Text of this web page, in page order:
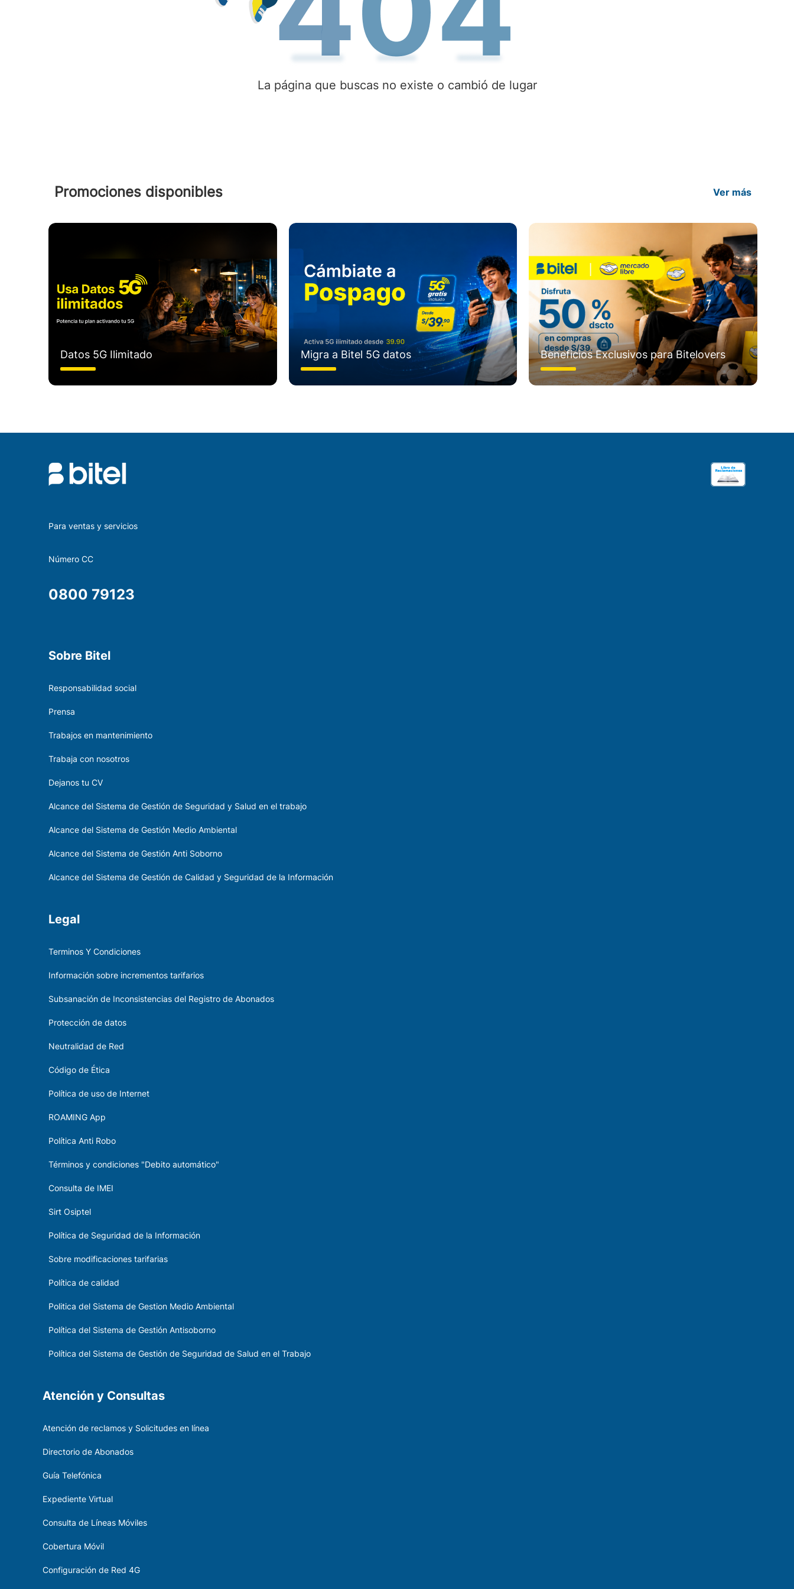
La página que buscas no existe o cambió de lugar
Promociones disponibles Ver más
Datos 5G Ilimitado Migra a Bitel 5G datos Beneficios Exclusivos para Bitelovers
Para ventas y servicios
Número CC
0800 79123
Sobre Bitel
Responsabilidad social
Prensa
Trabajos en mantenimiento
Trabaja con nosotros
Dejanos tu CV
Alcance del Sistema de Gestión de Seguridad y Salud en el trabajo
Alcance del Sistema de Gestión Medio Ambiental
Alcance del Sistema de Gestión Anti Soborno
Alcance del Sistema de Gestión de Calidad y Seguridad de la Información
Legal
Terminos Y Condiciones
Información sobre incrementos tarifarios
Subsanación de Inconsistencias del Registro de Abonados
Protección de datos
Neutralidad de Red
Código de Ética
Política de uso de Internet
ROAMING App
Política Anti Robo
Términos y condiciones "Debito automático"
Consulta de IMEI
Sirt Osiptel
Política de Seguridad de la Información
Sobre modificaciones tarifarias
Política de calidad
Politica del Sistema de Gestion Medio Ambiental
Política del Sistema de Gestión Antisoborno
Política del Sistema de Gestión de Seguridad de Salud en el Trabajo
Atención y Consultas
Atención de reclamos y Solicitudes en línea
Directorio de Abonados
Guía Telefónica
Expediente Virtual
Consulta de Líneas Móviles
Cobertura Móvil
Configuración de Red 4G